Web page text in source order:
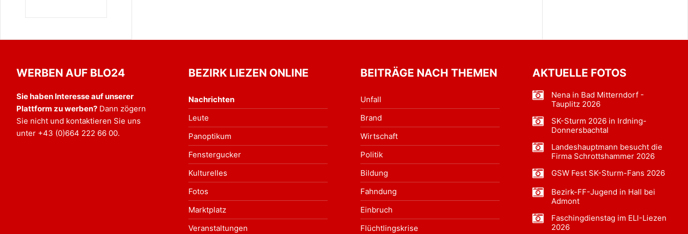
WERBEN AUF BLO24
Sie haben Interesse auf unserer
Plattform zu werben? Dann zögern
Sie nicht und kontaktieren Sie uns
unter +43 (0)664 222 66 00.
BEZIRK LIEZEN ONLINE
Nachrichten
Leute
Panoptikum
Fenstergucker
Kulturelles
Fotos
Marktplatz
Veranstaltungen
BEITRÄGE NACH THEMEN
Unfall
Brand
Wirtschaft
Politik
Bildung
Fahndung
Einbruch
Flüchtlingskrise
AKTUELLE FOTOS
Nena in Bad Mitterndorf -
Tauplitz 2026
SK-Sturm 2026 in Irdning-
Donnersbachtal
Landeshauptmann besucht die
Firma Schrottshammer 2026
GSW Fest SK-Sturm-Fans 2026
Bezirk-FF-Jugend in Hall bei
Admont
Faschingdienstag im ELI-Liezen
2026